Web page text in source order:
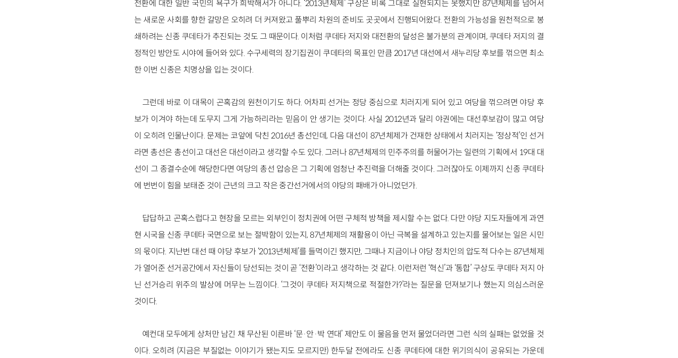
전환에 대한 일반 국민의 욕구가 희박해서가 아니다. ‘2013년체제’ 구상은 비록 그대로 실현되지는 못했지만 87년체제를 넘어서
는 새로운 사회를 향한 갈망은 오히려 더 커져왔고 풀뿌리 차원의 준비도 곳곳에서 진행되어왔다. 전환의 가능성을 원천적으로 봉
쇄하려는 신종 쿠데타가 추진되는 것도 그 때문이다. 이처럼 쿠데타 저지와 대전환의 달성은 불가분의 관계이며, 쿠데타 저지의 결
정적인 방안도 시야에 들어와 있다. 수구세력의 장기집권이 쿠데타의 목표인 만큼 2017년 대선에서 새누리당 후보를 꺾으면 최소
한 이번 신종은 치명상을 입는 것이다.
그런데 바로 이 대목이 곤혹감의 원천이기도 하다. 어차피 선거는 정당 중심으로 치러지게 되어 있고 여당을 꺾으려면 야당 후
보가 이겨야 하는데 도무지 그게 가능하리라는 믿음이 안 생기는 것이다. 사실 2012년과 달리 야권에는 대선후보감이 많고 여당
이 오히려 인물난이다. 문제는 코앞에 닥친 2016년 총선인데, 다음 대선이 87년체제가 건재한 상태에서 치러지는 ‘정상적’인 선거
라면 총선은 총선이고 대선은 대선이라고 생각할 수도 있다. 그러나 87년체제의 민주주의를 허물어가는 일련의 기획에서 19대 대
선이 그 종결수순에 해당한다면 여당의 총선 압승은 그 기획에 엄청난 추진력을 더해줄 것이다. 그러잖아도 이제까지 신종 쿠데타
에 번번이 힘을 보태준 것이 근년의 크고 작은 중간선거에서의 야당의 패배가 아니었던가.
답답하고 곤혹스럽다고 현장을 모르는 외부인이 정치권에 어떤 구체적 방책을 제시할 수는 없다. 다만 야당 지도자들에게 과연
현 시국을 신종 쿠데타 국면으로 보는 절박함이 있는지, 87년체제의 재활용이 아닌 극복을 설계하고 있는지를 물어보는 일은 시민
의 몫이다. 지난번 대선 때 야당 후보가 ‘2013년체제’를 들먹이긴 했지만, 그때나 지금이나 야당 정치인의 압도적 다수는 87년체제
가 열어준 선거공간에서 자신들이 당선되는 것이 곧 ‘전환’이라고 생각하는 것 같다. 이런저런 ‘혁신’과 ‘통합’ 구상도 쿠데타 저지 아
닌 선거승리 위주의 발상에 머무는 느낌이다. ‘그것이 쿠데타 저지책으로 적절한가?’라는 질문을 던져보기나 했는지 의심스러운
것이다.
예컨대 모두에게 상처만 남긴 채 무산된 이른바 ‘문·안·박 연대’ 제안도 이 물음을 먼저 물었더라면 그런 식의 실패는 없었을 것
이다. 오히려 (지금은 부질없는 이야기가 됐는지도 모르지만) 한두달 전에라도 신종 쿠데타에 대한 위기의식이 공유되는 가운데